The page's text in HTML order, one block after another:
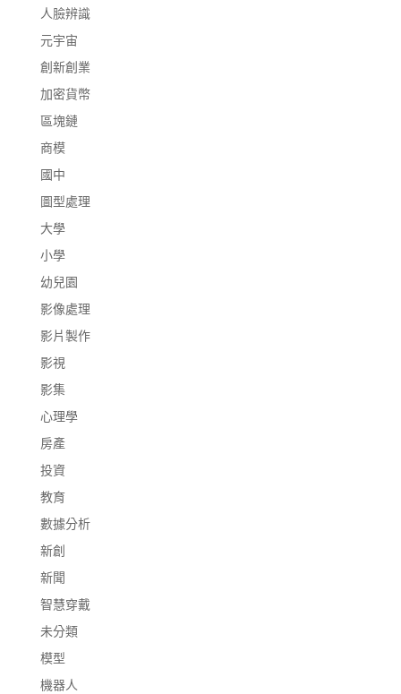
人臉辨識
元宇宙
創新創業
加密貨幣
區塊鏈
商模
國中
圖型處理
大學
小學
幼兒園
影像處理
影片製作
影視
影集
心理學
房產
投資
教育
數據分析
新創
新聞
智慧穿戴
未分類
模型
機器人